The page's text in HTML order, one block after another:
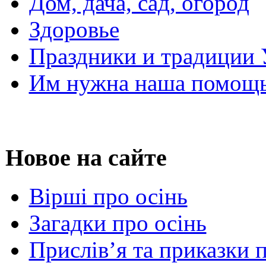
Здоровье
Праздники и традиции
Им нужна наша
Новое на сайте
Вірші про осінь
Загадки про осінь
Прислів’я та приказки